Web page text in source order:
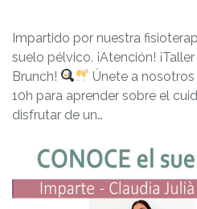
Impartido por nuestra
suelo pélvico. ¡Atención!
Brunch!
Únete a
10h para aprender sobre el
disfrutar de un…